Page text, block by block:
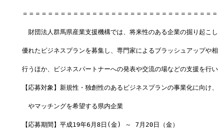
＝＝＝＝＝＝＝＝＝＝＝＝＝＝＝＝＝＝＝＝＝＝＝＝＝＝＝＝＝＝
財団法人群馬県産業支援機構では、将来性のある企業の掘り起こ
優れたビジネスプランを募集し、専門家によるブラッシュアップや
行うほか、ビジネスパートナーへの発表や交流の場などの支援を行
【応募対象】新規性・独創性のあるビジネスプランの事業化に向け
やマッチングを希望する県内企業
【応募期間】平成19年6月8日(金) ～ 7月20日（金）